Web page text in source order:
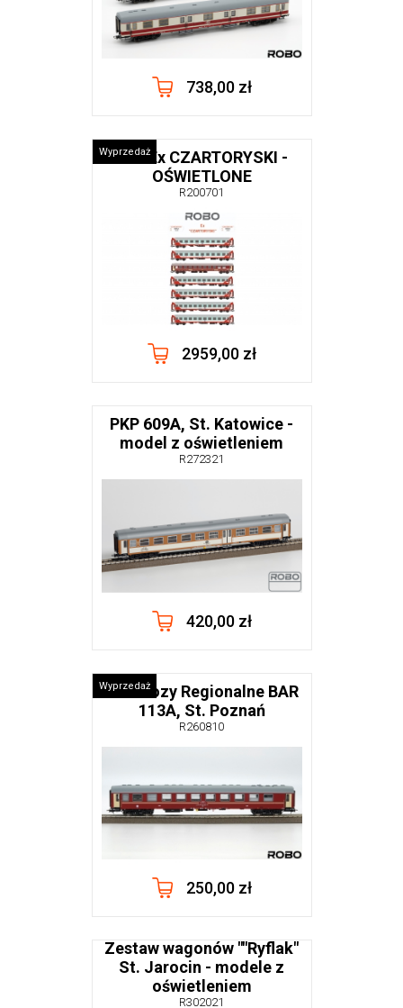
738,00 zł
Wyprzedaż
PKP Ex CZARTORYSKI -
OŚWIETLONE
R200701
2959,00 zł
PKP 609A, St. Katowice -
model z oświetleniem
R272321
420,00 zł
Wyprzedaż
Przewozy Regionalne BAR
113A, St. Poznań
R260810
250,00 zł
Zestaw wagonów ""Ryflak"
St. Jarocin - modele z
oświetleniem
R302021